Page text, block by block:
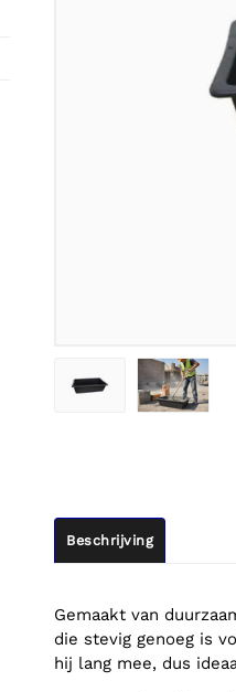
Beschrijving
Gemaakt van
die stevig genoeg is
hij lang mee, dus